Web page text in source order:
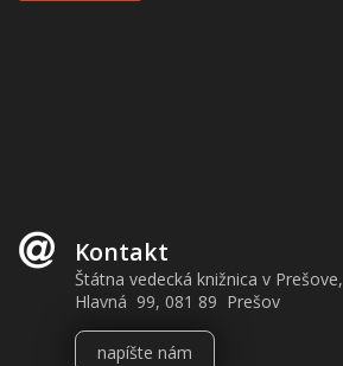
Kontakt
Štátna vedecká knižnica v Prešove,
Hlavná 99, 081 89 Prešov
napíšte nám